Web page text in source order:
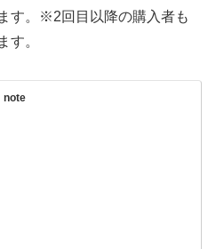
す。※2回目以降の購入者も
す。
note